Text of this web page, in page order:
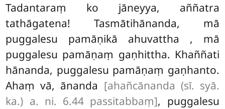
Tadantaraṃ ko jāneyya, aññatra
tathāgatena! Tasmātihānanda, mā
puggalesu pamāṇikā ahuvattha , mā
puggalesu pamāṇaṃ gaṇhittha. Khaññati
hānanda, puggalesu pamāṇaṃ gaṇhanto.
Ahaṃ vā, ānanda [ahañcānanda (sī. syā.
ka.) a. ni. 6.44 passitabbaṃ], puggalesu